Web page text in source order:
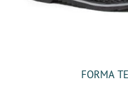
FORMA